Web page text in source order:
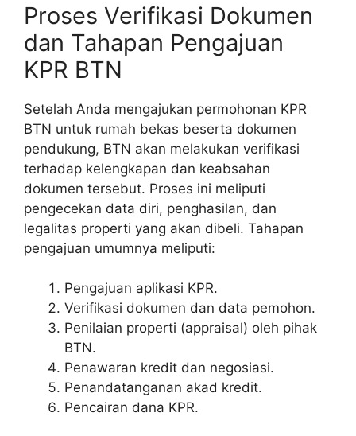
Proses Verifikasi Dokumen
dan Tahapan Pengajuan
KPR BTN
Setelah Anda mengajukan permohonan KPR
BTN untuk rumah bekas beserta dokumen
pendukung, BTN akan melakukan verifikasi
terhadap kelengkapan dan keabsahan
dokumen tersebut. Proses ini meliputi
pengecekan data diri, penghasilan, dan
legalitas properti yang akan dibeli. Tahapan
pengajuan umumnya meliputi:
Pengajuan aplikasi KPR.
Verifikasi dokumen dan data pemohon.
Penilaian properti (appraisal) oleh pihak
BTN.
Penawaran kredit dan negosiasi.
Penandatanganan akad kredit.
Pencairan dana KPR.